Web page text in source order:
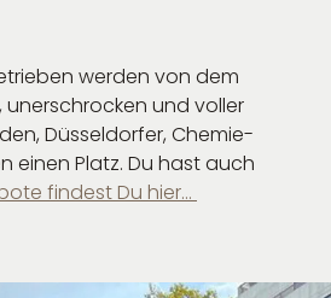
werden von dem
unerschrocken und voller
Düsseldorfer, Chemie-
einen Platz. Du hast auch
findest Du hier…